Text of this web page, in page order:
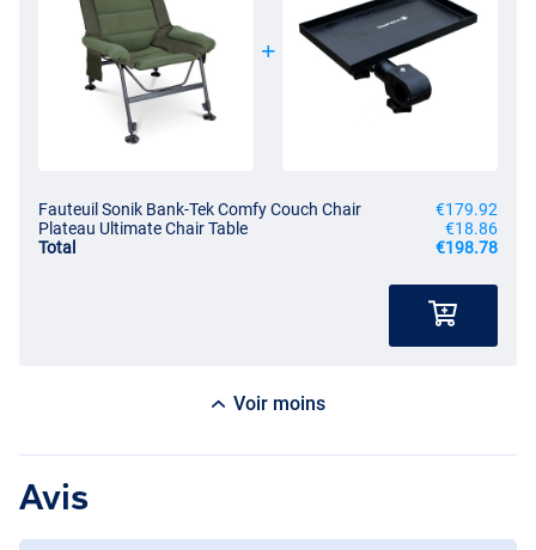
Fauteuil Sonik Bank-Tek Comfy Couch Chair
€179.92
Plateau Ultimate Chair Table
€18.86
Total
€198.78
Voir moins
Avis